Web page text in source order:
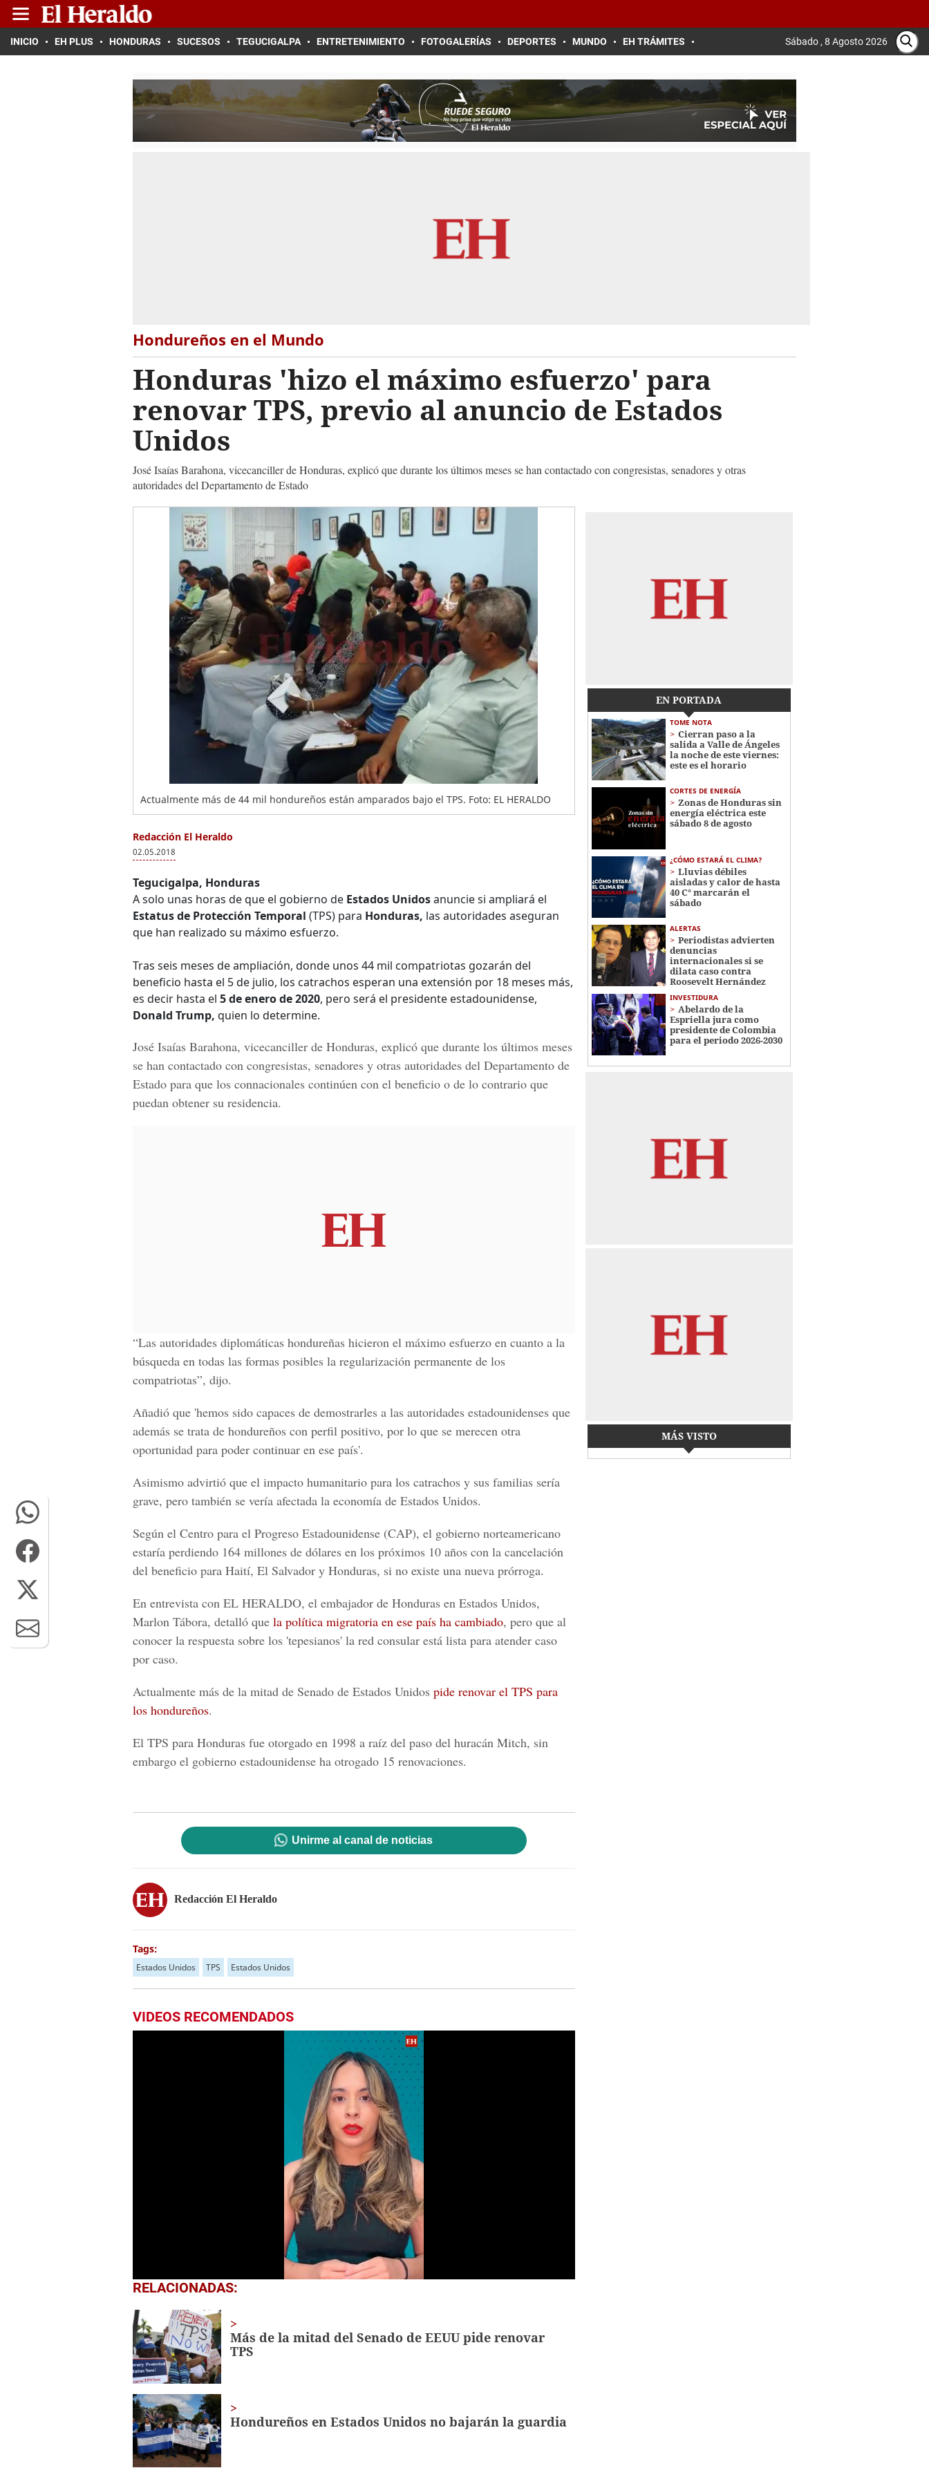
INICIO EH PLUS HONDURAS SUCESOS TEGUCIGALPA ENTRETENIMIENTO FOTOGALERÍAS DEPORTES MUNDO EH TRÁMITES Sábado , 8 Agosto 2026
Hondureños en el Mundo
Honduras 'hizo el máximo esfuerzo' para
renovar TPS, previo al anuncio de Estados
Unidos
José Isaías Barahona, vicecanciller de Honduras, explicó que durante los últimos meses se han contactado con congresistas, senadores y otras
autoridades del Departamento de Estado
Actualmente más de 44 mil hondureños están amparados bajo el TPS. Foto: EL HERALDO
Redacción El Heraldo
02.05.2018
Tegucigalpa, Honduras
A solo unas horas de que el gobierno de Estados Unidosanuncie si ampliará el
Estatus de Protección Temporal (TPS) para Honduras, las autoridades aseguran
que han realizado su máximo esfuerzo.
Tras seis meses de ampliación, donde unos 44 mil compatriotas gozarán del
beneficio hasta el 5 de julio, los catrachos esperan una extensión por 18 meses más,
es decir hasta el 5 de enero de 2020, pero será el presidente estadounidense,
Donald Trump, quien lo determine.
José Isaías Barahona, vicecanciller de Honduras, explicó que durante los últimos meses
se han contactado con congresistas, senadores y otras autoridades del Departamento de
Estado para que los connacionales continúen con el beneficio o de lo contrario que
puedan obtener su residencia.
“Las autoridades diplomáticas hondureñas hicieron el máximo esfuerzo en cuanto a la
búsqueda en todas las formas posibles la regularización permanente de los
compatriotas”, dijo.
Añadió que 'hemos sido capaces de demostrarles a las autoridades estadounidenses que
además se trata de hondureños con perfil positivo, por lo que se merecen otra
oportunidad para poder continuar en ese país'.
Asimismo advirtió que el impacto humanitario para los catrachos y sus familias sería
grave, pero también se vería afectada la economía de Estados Unidos.
Según el Centro para el Progreso Estadounidense (CAP), el gobierno norteamericano
estaría perdiendo 164 millones de dólares en los próximos 10 años con la cancelación
del beneficio para Haití, El Salvador y Honduras, si no existe una nueva prórroga.
En entrevista con EL HERALDO, el embajador de Honduras en Estados Unidos,
Marlon Tábora, detalló que la política migratoria en ese país ha cambiado, pero que al
conocer la respuesta sobre los 'tepesianos' la red consular está lista para atender caso
por caso.
Actualmente más de la mitad de Senado de Estados Unidos pide renovar el TPS para
los hondureños.
El TPS para Honduras fue otorgado en 1998 a raíz del paso del huracán Mitch, sin
embargo el gobierno estadounidense ha otrogado 15 renovaciones.
Unirme al canal de noticias
Redacción El Heraldo
Tags:
Estados Unidos TPS Estados Unidos
VIDEOS RECOMENDADOS
0
seconds
1
minute,
5
secondsVolume
0%
RELACIONADAS:
Más de la mitad del Senado de EEUU pide renovar
TPS
Hondureños en Estados Unidos no bajarán la guardia
EN PORTADA
TOME NOTA
Cierran paso a la
salida a Valle de Ángeles
la noche de este viernes:
este es el horario
CORTES DE ENERGÍA
Zonas de Honduras sin
energía eléctrica este
sábado 8 de agosto
¿CÓMO ESTARÁ EL CLIMA?
Lluvias débiles
aisladas y calor de hasta
40 C° marcarán el
sábado
ALERTAS
Periodistas advierten
denuncias
internacionales si se
dilata caso contra
Roosevelt Hernández
INVESTIDURA
Abelardo de la
Espriella jura como
presidente de Colombia
para el periodo 2026-2030
MÁS VISTO